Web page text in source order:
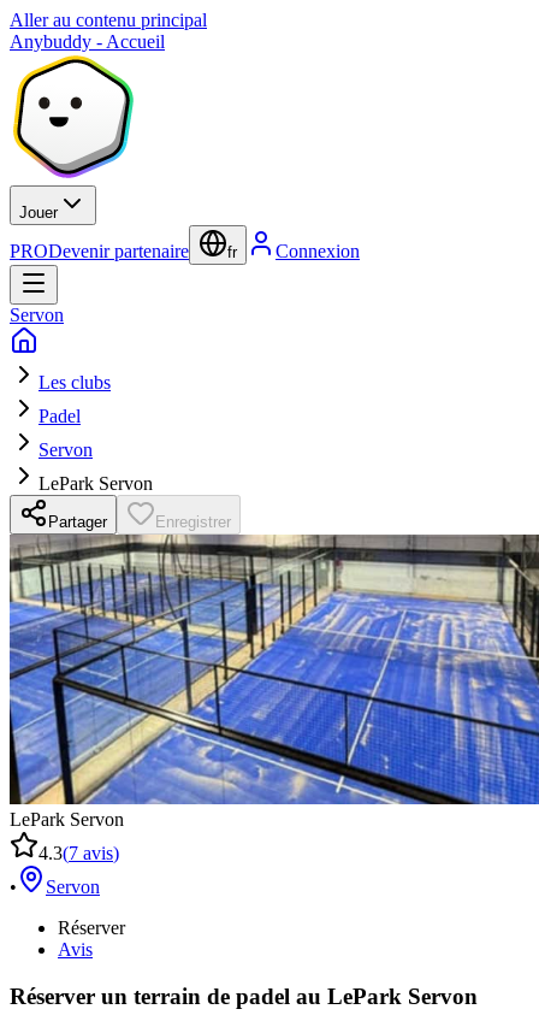
Aller au contenu principal
Anybuddy - Accueil
Jouer
PRODevenir partenaire fr Connexion
Servon
Les clubs
Padel
Servon
LePark Servon
Partager Enregistrer
LePark Servon
4.3(7 avis)
•
Servon
Réserver
Avis
Réserver un terrain de padel au LePark Servon